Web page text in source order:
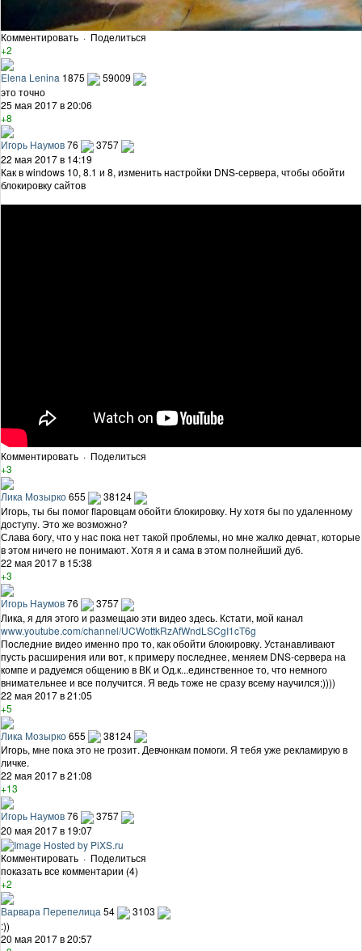
Комментировать · Поделиться
+2
Elena Lenina 1875
59009
это точно
25 мая 2017 в 20:06
+8
Игорь Наумов76
3757
22 мая 2017 в 14:19
Как в windows 10, 8.1 и 8, изменить настройки DNS-сервера, чтобы обойти
блокировку сайтов
Комментировать · Поделиться
+3
Лика Мозырко655
38124
Игорь, ты бы помог flapовцам обойти блокировку. Ну хотя бы по удаленному
доступу. Это же возможно?
Слава богу, что у нас пока нет такой проблемы, но мне жалко девчат, которые
в этом ничего не понимают. Хотя я и сама в этом полнейший дуб.
22 мая 2017 в 15:38
+3
Игорь Наумов76
3757
Лика, я для этого и размещаю эти видео здесь. Кстати, мой канал
www.youtube.com/channel/UCWottkRzAfWndLSCgI1cT6g
Последние видео именно про то, как обойти блокировку. Устанавливают
пусть расширения или вот, к примеру последнее, меняем DNS-сервера на
компе и радуемся общению в ВК и Од.к...единственное то, что немного
внимательнее и все получится. Я ведь тоже не сразу всему научился;))))
22 мая 2017 в 21:05
+5
Лика Мозырко655
38124
Игорь, мне пока это не грозит. Девчонкам помоги. Я тебя уже рекламирую в
личке.
22 мая 2017 в 21:08
+13
Игорь Наумов76
3757
20 мая 2017 в 19:07
Комментировать · Поделиться
показать все комментарии (4)
+2
Варвара Перепелица 54
3103
:))
20 мая 2017 в 20:57